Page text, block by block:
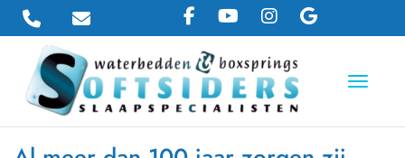
Toggle